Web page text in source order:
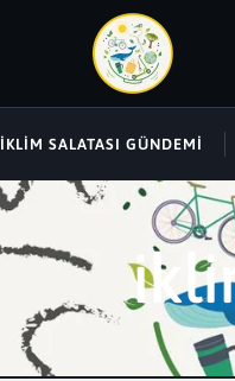
İKLIM SALATASI GÜNDEMI